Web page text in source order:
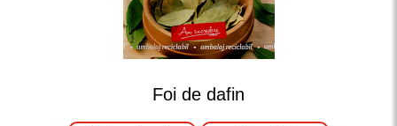
Foi de dafin